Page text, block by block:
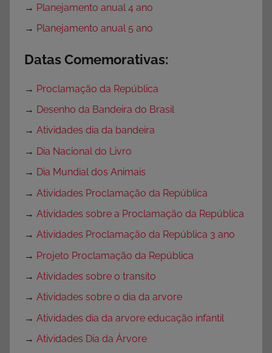
→ Planejamento anual 4 ano
→ Planejamento anual 5 ano
Datas Comemorativas:
→ Proclamação da República
→ Desenho da Bandeira do Brasil
→ Atividades dia da bandeira
→ Dia Nacional do Livro
→ Dia Mundial dos Animais
→ Atividades Proclamação da República
→ Atividades sobre a Proclamação da República
→ Atividades Proclamação da República 3 ano
→ Projeto Proclamação da República
→ Atividades sobre o transito
→ Atividades sobre o dia da arvore
→ Atividades dia da arvore educação infantil
→ Atividades Dia da Árvore